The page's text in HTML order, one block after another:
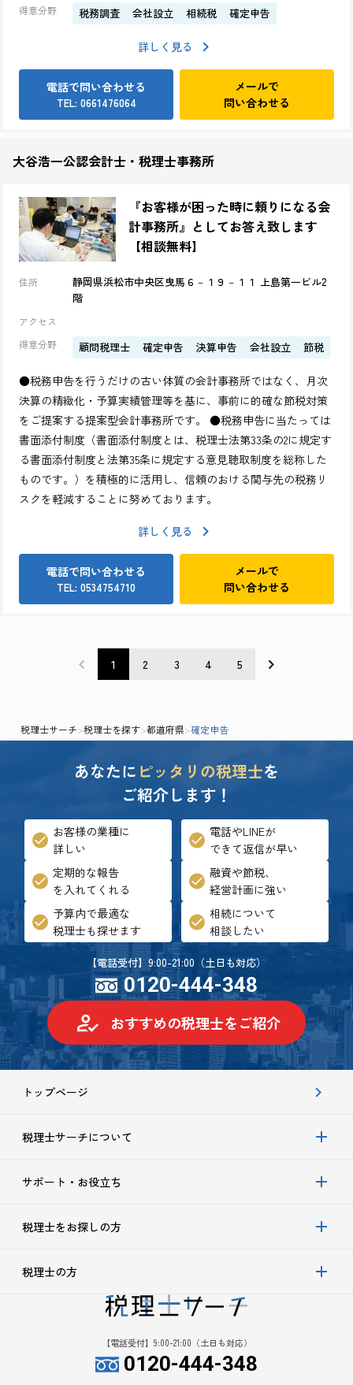
得意分野
税務調査 会社設立 相続税 確定申告
詳しく見る
電話で問い合わせる
TEL: 0661476064
メールで
問い合わせる
大谷浩一公認会計士・税理士事務所
『お客様が困った時に頼りになる会
計事務所』としてお答え致します
【相談無料】
住所
静岡県浜松市中央区曳馬６－１９－１１ 上島第一ビル2
階
アクセス
得意分野
顧問税理士 確定申告 決算申告 会社設立 節税
●税務申告を行うだけの古い体質の会計事務所ではなく、月次
決算の精緻化・予算実績管理等を基に、事前に的確な節税対策
をご提案する提案型会計事務所です。 ●税務申告に当たっては
書面添付制度（書面添付制度とは、税理士法第33条の2に規定す
る書面添付制度と法第35条に規定する意見聴取制度を総称した
ものです。）を積極的に活用し、信頼のおける関与先の税務リ
スクを軽減することに努めております。
詳しく見る
電話で問い合わせる
TEL: 0534754710
メールで
問い合わせる
1 2 3 4 5
税理士サーチ >税理士を探す > 都道府県> 確定申告
あなたに ピッタリの税理士を
ご紹介します！
お客様の業種に
詳しい
電話やLINEが
できて返信が早い
定期的な報告
を入れてくれる
融資や節税、
経営計画に強い
予算内で最適な
税理士も探せます
相続について
相談したい
【電話受付】9:00-21:00（土日も対応）
0120-444-348
おすすめの税理士をご紹介
【電話受付】9:00-21:00（土日も対応）
0120-444-348
トップページ
税理士サーチについて
サポート・お役立ち
税理士をお探しの方
税理士の方